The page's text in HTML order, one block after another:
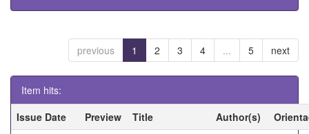
previous 1 2 3 4 ... 5 next
Item hits:
Issue Date
Preview Title Author(s)